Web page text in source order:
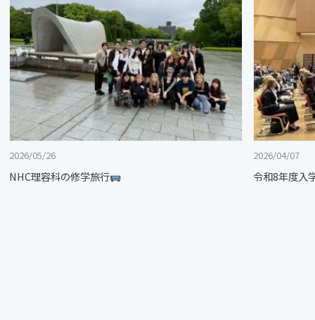
2026/05/26
NHC理容科の修学旅行
2026/04/07
令和8年度入